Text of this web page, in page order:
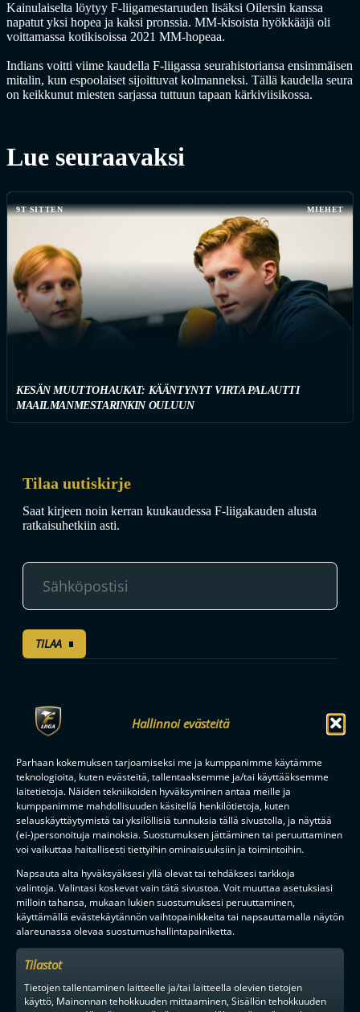
Hallinnoi evästeitä
Parhaan kokemuksen tarjoamiseksi me ja kumppanimme käytämme
teknologioita, kuten evästeitä, tallentaaksemme ja/tai käyttääksemme
laitetietoja. Näiden tekniikoiden hyväksyminen antaa meille ja
kumppanimme mahdollisuuden käsitellä henkilötietoja, kuten
selauskäyttäytymistä tai yksilöllisiä tunnuksia tällä sivustolla, ja näyttää
(ei-)personoituja mainoksia. Suostumuksen jättäminen tai peruuttaminen
voi vaikuttaa haitallisesti tiettyihin ominaisuuksiin ja toimintoihin.
Napsauta alta hyväksyäksesi yllä olevat tai tehdäksesi tarkkoja
valintoja. Valintasi koskevat vain tätä sivustoa. Voit muuttaa asetuksiasi
milloin tahansa, mukaan lukien suostumuksesi peruuttaminen,
käyttämällä evästekäytännön vaihtopainikkeita tai napsauttamalla näytön
alareunassa olevaa suostumushallintapainiketta.
Tilastot
Tietojen tallentaminen laitteelle ja/tai laitteella olevien tietojen
käyttö, Mainonnan tehokkuuden mittaaminen, Sisällön tehokkuuden
Kainulaiselta löytyy F-liigamestaruuden lisäksi Oilersin kanssa
napatut yksi hopea ja kaksi pronssia. MM-kisoista hyökkääjä oli
voittamassa kotikisoissa 2021 MM-hopeaa.
Indians voitti viime kaudella F-liigassa seurahistoriansa ensimmäisen
mitalin, kun espoolaiset sijoittuvat kolmanneksi. Tällä kaudella seura
on keikkunut miesten sarjassa tuttuun tapaan kärkiviisikossa.
Lue seuraavaksi
9T SITTEN MIEHET
KESÄN MUUTTOHAUKAT: KÄÄNTYNYT VIRTA PALAUTTI
MAAILMANMESTARINKIN OULUUN
Tilaa uutiskirje
Saat kirjeen noin kerran kuukaudessa F-liigakauden alusta
ratkaisuhetkiin asti.
TILAA